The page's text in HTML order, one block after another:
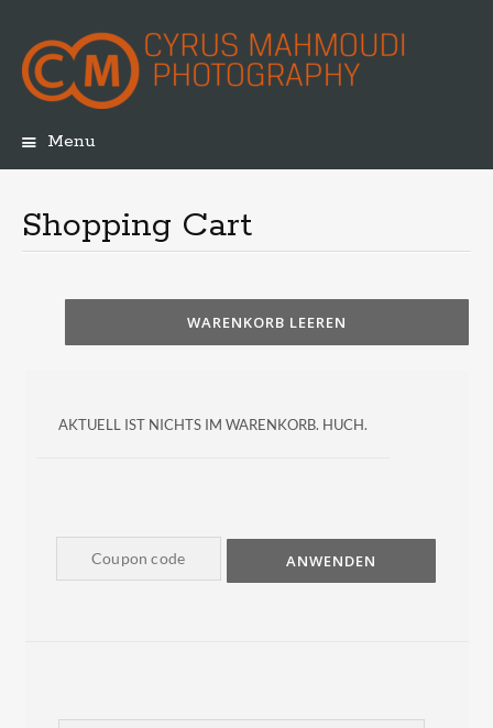
Menu
Shopping Cart
WARENKORB LEEREN
AKTUELL IST NICHTS IM WARENKORB. HUCH.
ANWENDEN